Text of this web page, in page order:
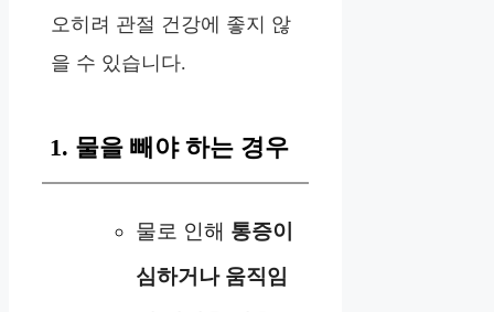
오히려 관절 건강에 좋지 않
을 수 있습니다.
1. 물을 빼야 하는 경우
물로 인해 통증이
심하거나 움직임